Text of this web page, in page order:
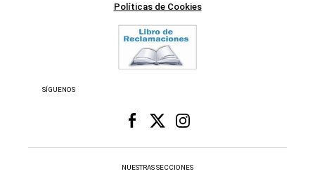
Políticas de Cookies
SÍGUENOS
NUESTRAS SECCIONES